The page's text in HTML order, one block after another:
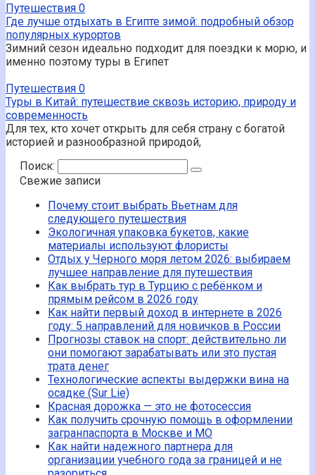
Путешествия 0
Где лучше отдыхать в Египте зимой: подробный обзор
популярных курортов
Зимний сезон идеально подходит для поездки к морю, и
именно поэтому туры в Египет
Путешествия 0
Туры в Китай: путешествие сквозь историю, природу и
современность
Для тех, кто хочет открыть для себя страну с богатой
историей и разнообразной природой,
Поиск:
Свежие записи
Почему стоит выбрать Вьетнам для
следующего путешествия
Экологичная упаковка букетов, какие
материалы используют флористы
Отдых у Черного моря летом 2026: выбираем
лучшее направление для путешествия
Как выбрать тур в Турцию с ребёнком и
прямым рейсом в 2026 году
Как найти первый доход в интернете в 2026
году: 5 направлений для новичков в России
Прогнозы ставок на спорт: действительно ли
они помогают зарабатывать или это пустая
трата денег
Технологические аспекты выдержки вина на
осадке (Sur Lie)
Красная дорожка — это не фотосессия
Как получить срочную помощь в оформлении
загранпаспорта в Москве и МО
Как найти надежного партнера для
организации учебного года за границей и не